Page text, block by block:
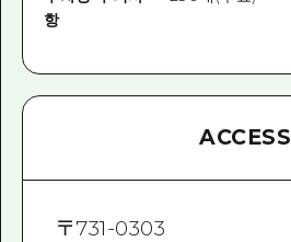
항
ACCESS
〒731-0303